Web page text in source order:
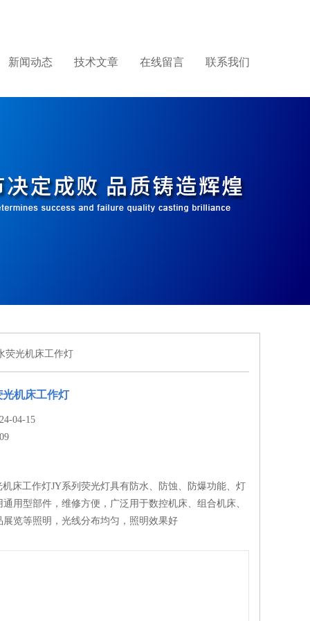
新闻动态 技术文章 在线留言 联系我们
荧光机床工作灯
光机床工作灯
04-15
机床工作灯JY系列荧光灯具有防水、防蚀、防爆功能、灯
用型部件，维修方便，广泛用于数控机床、组合机床、
展览等照明，光线分布均匀，照明效果好